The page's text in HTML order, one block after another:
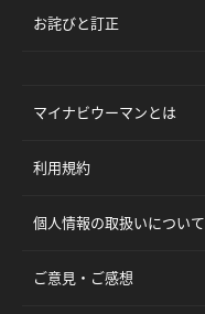
お詫びと訂正
マイナビウーマンとは
利用規約
個人情報の取扱いについて
ご意見・ご感想